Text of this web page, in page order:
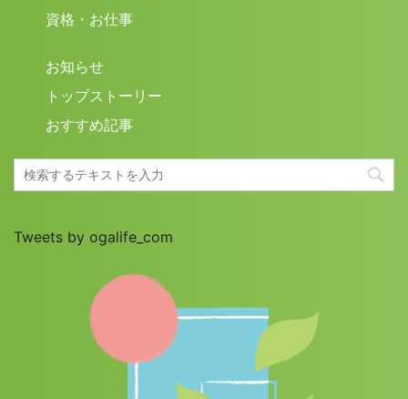
資格・お仕事
お知らせ
トップストーリー
おすすめ記事
Tweets by ogalife_com